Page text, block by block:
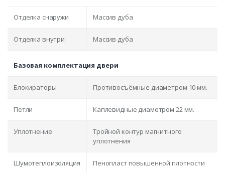
Отделка снаружи Массив дуба
Отделка внутри Массив дуба
Базовая комплектация двери
Блокираторы Противосъёмные диаметром 10 мм.
Петли Каплевидные диаметром 22 мм.
Уплотнение
Тройной контур магнитного
уплотнения
Шумотеплоизоляция Пенопласт повышенной плотности